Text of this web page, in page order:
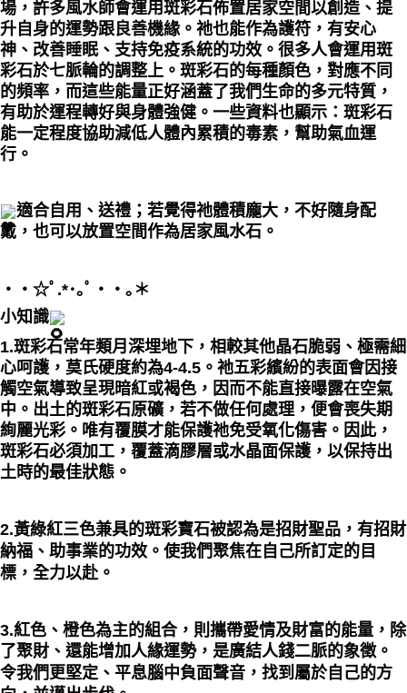
場，許多風水師會運用斑彩石佈置居家空間以創造、提
升自身的運勢跟良善機緣。祂也能作為護符，有安心
神、改善睡眠、支持免疫系統的功效。很多人會運用斑
彩石於七脈輪的調整上。斑彩石的每種顏色，對應不同
的頻率，而這些能量正好涵蓋了我們生命的多元特質，
有助於運程轉好與身體強健。一些資料也顯示：斑彩石
能一定程度協助減低人體內累積的毒素，幫助氣血運
行。
適合自用、送禮；若覺得祂體積龐大，不好隨身配
戴，也可以放置空間作為居家風水石。
・・☆ﾟ⁠.⁠*⁠･⁠｡ﾟ・・｡＊
小知識
1.斑彩石常年類月深埋地下，相較其他晶石脆弱、 極需細
心呵護，莫氏硬度約為4-4.5。祂五彩繽紛的表面會因接
觸空氣導致呈現暗紅或褐色，因而不能直接曝露在空氣
中。出土的斑彩石原礦，若不做任何處理，便會喪失期
絢麗光彩。唯有覆膜才能保護祂免受氧化傷害 。因此，
斑彩石必須加工，覆蓋滴膠層或水晶面保護，以保持出
土時的最佳狀態。
2.黃綠紅三色兼具的斑彩寶石被認為是招財聖品，有招財
納福、助事業的功效。使我們聚焦在自己所訂定的目
標，全力以赴。
3.紅色、橙色為主的組合，則攜帶愛情及財富的能量，除
了聚財、還能增加人緣運勢，是廣結人錢二脈的象徵。
令我們更堅定、平息腦中負面聲音，找到屬於自己的方